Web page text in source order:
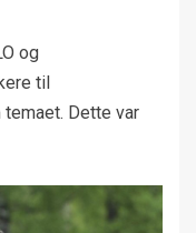
og
til
Dette var